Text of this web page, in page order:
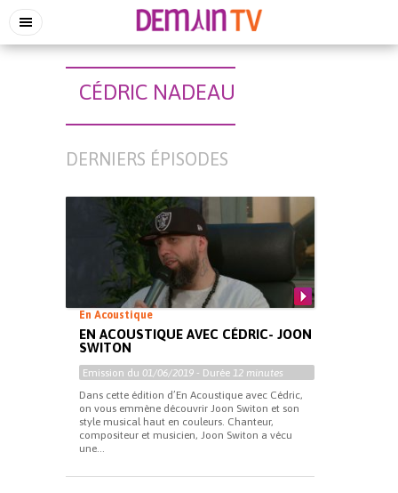
CÉDRIC NADEAU
DERNIERS ÉPISODES
En Acoustique
EN ACOUSTIQUE AVEC CÉDRIC- JOON
SWITON
Emission du 01/06/2019 - Durée 12 minutes
Dans cette édition d’En Acoustique avec Cédric,
on vous emmène découvrir Joon Switon et son
style musical haut en couleurs. Chanteur,
compositeur et musicien, Joon Switon a vécu
une...